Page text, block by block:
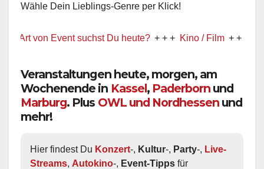
Wähle Dein Lieblings-Genre per Klick!
Event suchst Du heute? + + + Kino / Film + + + Ww
Veranstaltungen heute, morgen, am
Wochenende in Kassel, Paderborn und
Marburg. Plus OWL und Nordhessen und
mehr!
Hier findest Du Konzert-, Kultur-, Party-, Live-
Streams, Autokino-, Event-Tipps